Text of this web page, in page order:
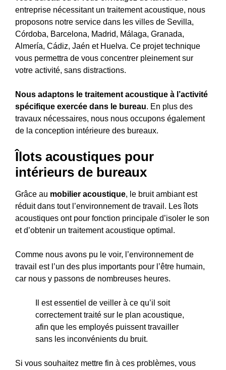
entreprise nécessitant un traitement acoustique, nous
proposons notre service dans les villes de Sevilla,
Córdoba, Barcelona, Madrid, Málaga, Granada,
Almería, Cádiz, Jaén et Huelva. Ce projet technique
vous permettra de vous concentrer pleinement sur
votre activité, sans distractions.
Nous adaptons le traitement acoustique à l’activité
spécifique exercée dans le bureau. En plus des
travaux nécessaires, nous nous occupons également
de la conception intérieure des bureaux.
Îlots acoustiques pour
intérieurs de bureaux
Grâce au mobilier acoustique, le bruit ambiant est
réduit dans tout l’environnement de travail. Les îlots
acoustiques ont pour fonction principale d’isoler le son
et d’obtenir un traitement acoustique optimal.
Comme nous avons pu le voir, l’environnement de
travail est l’un des plus importants pour l’être humain,
car nous y passons de nombreuses heures.
Il est essentiel de veiller à ce qu’il soit
correctement traité sur le plan acoustique,
afin que les employés puissent travailler
sans les inconvénients du bruit.
Si vous souhaitez mettre fin à ces problèmes, vous